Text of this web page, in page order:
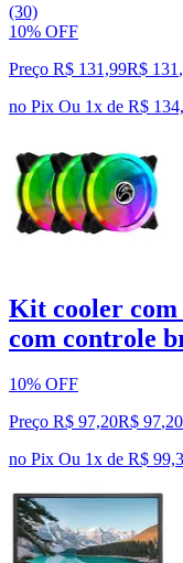
(30)
10% OFF
Preço R$ 131,99R$ 131 ,
no Pix Ou 1x de R$
Kit cooler com
com controle
10% OFF
Preço R$ 97,20R$ 97,20
no Pix Ou 1x de R$